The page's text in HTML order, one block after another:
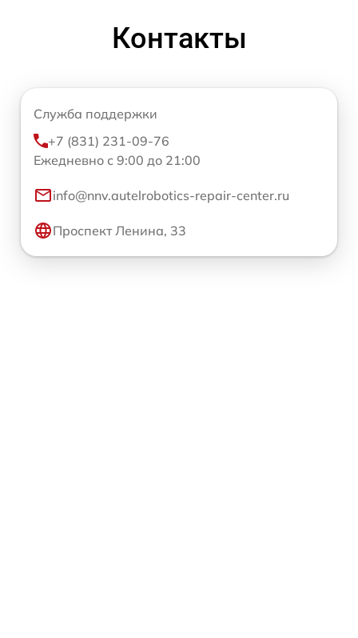
Контакты
Служба поддержки
+7 (831) 231-09-76
Ежедневно с 9:00 до 21:00
info@nnv.autelrobotics-repair-center.ru
Проспект Ленина, 33